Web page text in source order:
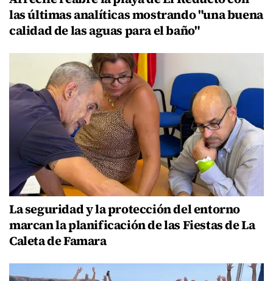
las últimas analíticas mostrando "una buena
calidad de las aguas para el baño"
La seguridad y la protección del entorno
marcan la planificación de las Fiestas de La
Caleta de Famara